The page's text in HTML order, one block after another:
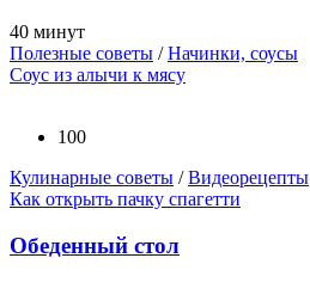
40 минут
Полезные советы /Начинки, соусы
Соус из алычи к мясу
100
Кулинарные советы /Видеорецепты
Как открыть пачку спагетти
Обеденный стол